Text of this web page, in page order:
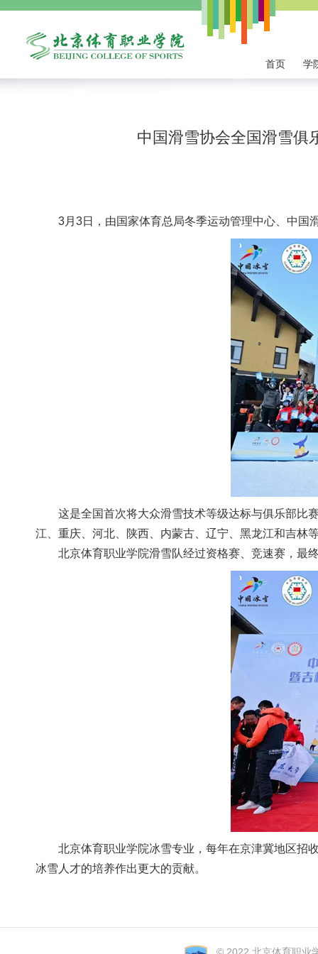
首页 学
中国滑雪协会全国滑雪
3月3日，由国家体育总局冬季运动管理中心、中国
这是全国首次将大众滑雪技术等级达标与俱乐部比
江、重庆、河北、陕西、内蒙古、辽宁、黑龙江和吉林
北京体育职业学院滑雪队经过资格赛、竞速赛，最
北京体育职业学院冰雪专业，每年在京津冀地区招
冰雪人才的培养作出更大的贡献。